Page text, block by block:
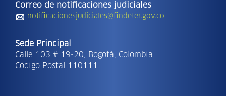
Correo de notificaciones judiciales
notificacionesjudiciales@findeter.gov.co
Sede Principal
Calle 103 # 19-20, Bogotá, Colombia
Código Postal 110111